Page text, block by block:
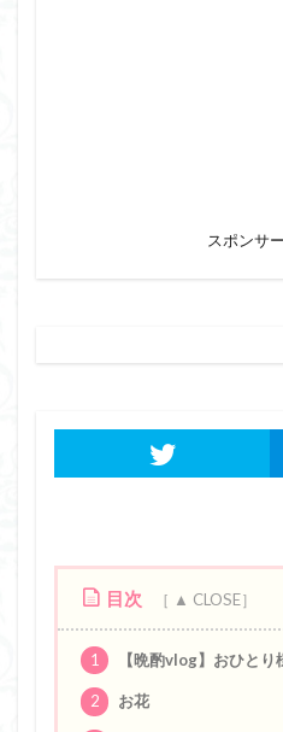
スポンサ
目次
1 【晩酌vlog】おひとり
2 お花